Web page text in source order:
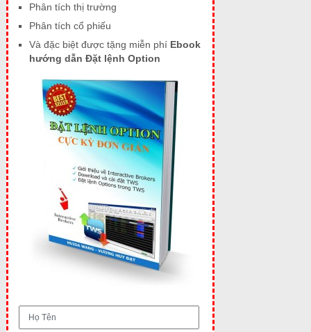
Phân tích thị trường
Phân tích cổ phiếu
Và đặc biệt được tặng miễn phí Ebook
hướng dẫn Đặt lệnh Option